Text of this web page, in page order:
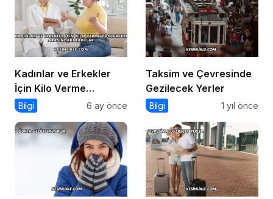
Kadınlar ve Erkekler
İçin Kilo Verme
Yöntemleri Arasındaki
Bilgi 6 ay önce
Taksim ve Çevresinde
Gezilecek Yerler
Bilgi 1 yıl önce